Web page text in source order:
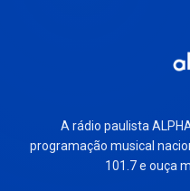
A rádio paulista
programação musical
101.7 e ouça